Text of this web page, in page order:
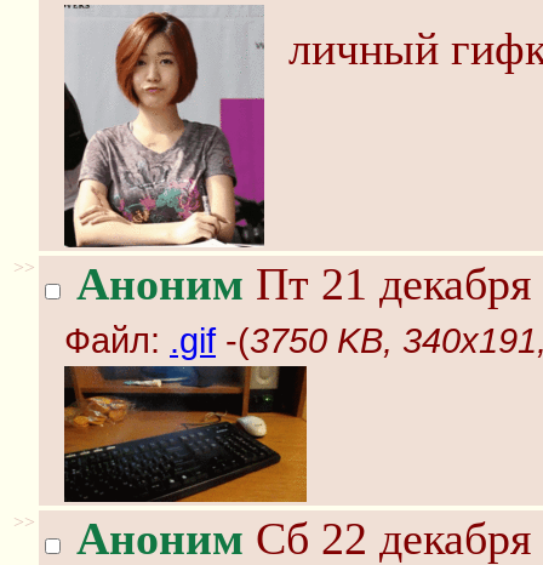
личный
>> Аноним Пт 21
Файл: .gif -(3750 KB,
>> Аноним Сб 22